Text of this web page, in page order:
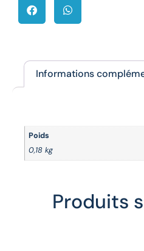
Informations
Poids
0,18 kg
Produits